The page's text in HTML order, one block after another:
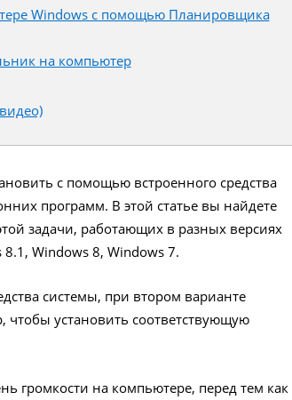
Windows с помощью Планировщика
на компьютер
с помощью встроенного средства
программ. В этой статье вы найдете
задачи, работающих в разных версиях
Windows 8, Windows 7.
системы, при втором варианте
чтобы установить соответствующую
громкости на компьютере, перед тем как